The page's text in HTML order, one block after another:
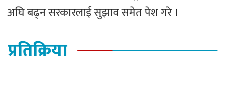
अघि बढ्न सरकारलाई सुझाव समेत पेश गरे ।
प्रतिक्रिया